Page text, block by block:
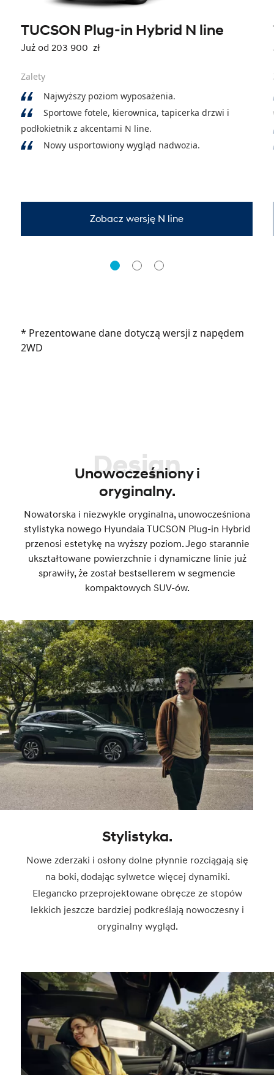
TUCSON Plug-in Hybrid N line
Już od 203 900 zł
Zalety
Najwyższy poziom wyposażenia.
Sportowe fotele, kierownica, tapicerka drzwi i
podłokietnik z akcentami N line.
Nowy usportowiony wygląd nadwozia.
Zobacz wersję N line
* Prezentowane dane dotyczą wersji z napędem
2WD
Design
Unowocześniony i
oryginalny.
Nowatorska i niezwykle oryginalna, unowocześniona
stylistyka nowego Hyundaia TUCSON Plug-in Hybrid
przenosi estetykę na wyższy poziom. Jego starannie
ukształtowane powierzchnie i dynamiczne linie już
sprawiły, że został bestsellerem w segmencie
kompaktowych SUV-ów.
Stylistyka.
Nowe zderzaki i osłony dolne płynnie rozciągają się
na boki, dodając sylwetce więcej dynamiki.
Elegancko przeprojektowane obręcze ze stopów
lekkich jeszcze bardziej podkreślają nowoczesny i
oryginalny wygląd.